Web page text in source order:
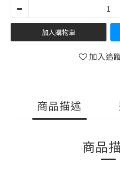
加入購物車
加入追
商品描述
商品